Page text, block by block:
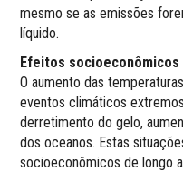
mesmo se as emissões
líquido.
Efeitos socioeconômicos
O aumento das
eventos climáticos
derretimento do gelo,
dos oceanos. Estas
socioeconômicos de longo